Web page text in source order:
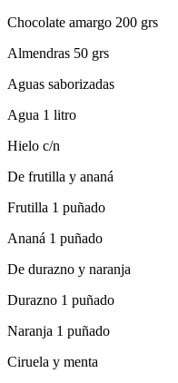
Chocolate amargo 200 grs
Almendras 50 grs
Aguas saborizadas
Agua 1 litro
Hielo c/n
De frutilla y ananá
Frutilla 1 puñado
Ananá 1 puñado
De durazno y naranja
Durazno 1 puñado
Naranja 1 puñado
Ciruela y menta